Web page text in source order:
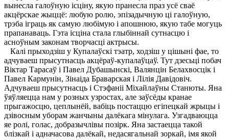
вынесла галоўную ісціну, якую пранесла праз усё сваё
акцёрскае жыццё: любую ролю, эпізадычную ці галоўную,
трэба іграць як самую любімую і апошнюю, якую табе могуць
прапанаваць. Гэта ісціна стала глыбіннай сутнасцю і
асноўным законам творчасці актрысы.
Калі прыходзіш у Купалаўскі тэатр, ходзіш у цішыні фае, то
адчуваеш прысутнасць акцёраў-купалаўцаў. Тут дзесьці побач
Віктар Тарасаў і Павел Дубашынскі, Валянцін Белахвосцік і
Павел Кармунін, Зінаіда Браварская і Лілія Давідовіч.
Адчуваеш прысутнасць і Стэфаніі Міхайлаўны Станюты. Яна
ўяўляецца нам у розных узростах, але заўсёды кранае
прыгажосцю, цеплынёй, вабіць постаццю егіпецкай жрыцы і
дзівосным уборам жанчыны далёкага мінулага. Узгадваюцца
яе ролі, голас, добразычлівы позірк. Яна застаецца такой
блізкай і адначасова далёкай, недасягальнай зоркай, імя якой